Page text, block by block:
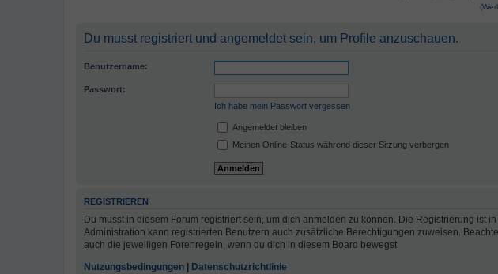
Du musst registriert und angemeldet sein, um Profile anzuschauen.
Benutzername:
Passwort:
Ich habe mein Passwort vergessen
Angemeldet bleiben
Meinen Online-Status während dieser Sitzung verbergen
REGISTRIEREN
Du musst in diesem Forum registriert sein, um dich anmelden zu können. Die Registrierung
Administration kann registrierten Benutzern auch zusätzliche Berechtigungen zuweisen.
auch die jeweiligen Forenregeln, wenn du dich in diesem Board bewegst.
Nutzungsbedingungen
Datenschutzrichtlinie